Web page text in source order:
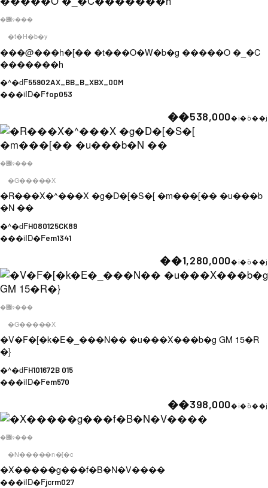
�݌ɂ���
�t�H�b�y
���@���h�[�� �t���O�W�b�g �����O �_�C
�������h
�^�ԁF55902AX_BB_B_XBX_00M
���iID�Ffop053
��538,000�i�ō��j
�݌ɂ���
�G�����X
�R���X�^���X �g�D�[�S�[ �m���[�� �u���b
�N ��
�^�ԁFH080125CK89
���iID�Fem1341
��1,280,000�i�ō��j
�݌ɂ���
�G�����X
�V�F�[�k�E�_���N�� �u���X���b�g GM 15�R
�}
�^�ԁFH101672B 015
���iID�Fem570
��398,000�i�ō��j
�݌ɂ���
�N�����n�[�c
�X�����g���f�B�N�V����
���iID�Fjcrm027